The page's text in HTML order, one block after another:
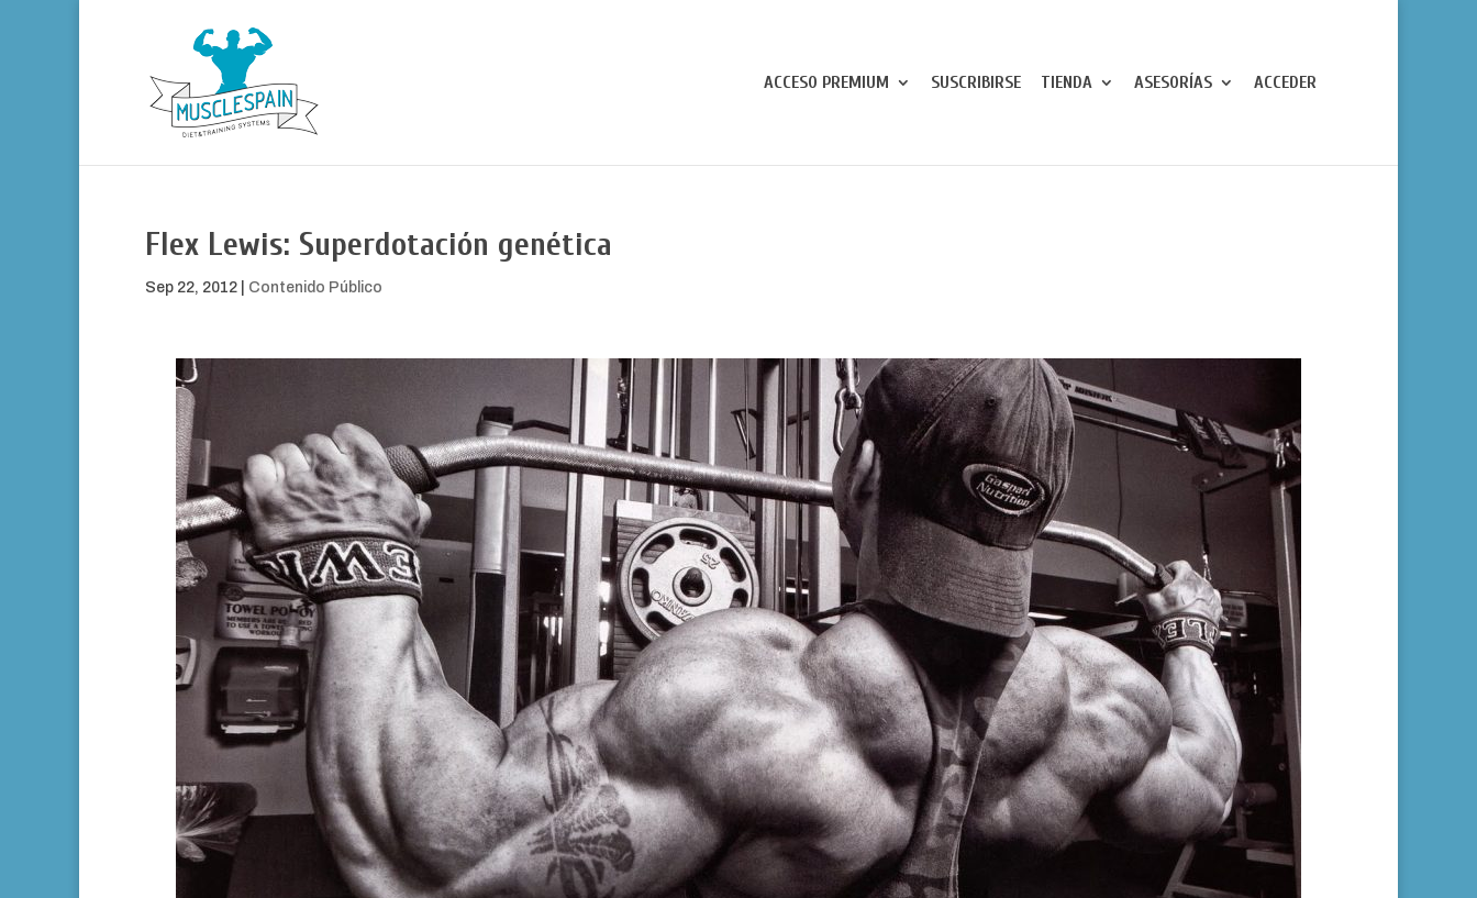
ACCESO PREMIUM SUSCRIBIRSE TIENDA ASESORÍAS ACCEDER
Flex Lewis: Superdotación genética
Sep 22, 2012 Contenido Público